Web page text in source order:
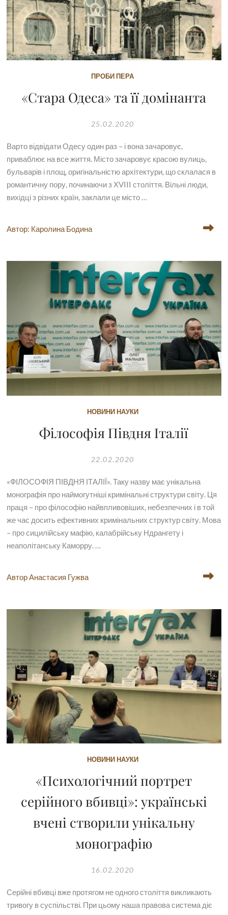
ПРОБИ ПЕРА
«Стара Одеса» та її домінанта
25.02.2020
Варто відвідати Одесу один раз – і вона зачаровує,
приваблює на все життя. Місто зачаровує красою вулиць,
бульварів і площ, оригінальністю архітектури, що склалася в
романтичну пору, починаючи з ХVIII століття. Вільні люди,
вихідці з різних країн, заклали це місто …
Автор: Каролина Бодина
НОВИНИ НАУКИ
Філософія Півдня Італії
22.02.2020
«ФІЛОСОФІЯ ПІВДНЯ ІТАЛІЇ». Таку назву має унікальна
монографія про наймогутніші кримінальні структури світу. Ця
праця – про філософію найвпливовіших, небезпечних і в той
же час досить ефективних кримінальних структур світу. Мова
– про сицилійську мафію, калабрійську Ндрангету і
неаполітанську Каморру. …
Автор Анастасия Гужва
НОВИНИ НАУКИ
«Психологічний портрет
серійного вбивці»: українські
вчені створили унікальну
монографію
16.02.2020
Серійні вбивці вже протягом не одного століття викликають
тривогу в суспільстві. При цьому наша правова система діє